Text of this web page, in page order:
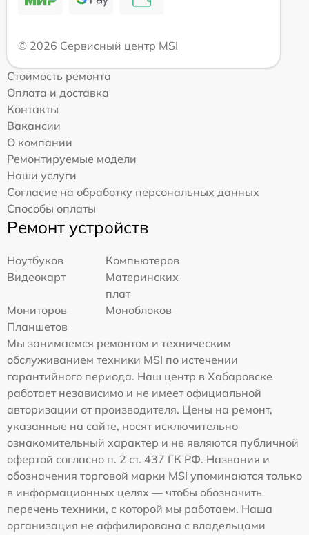
© 2026 Сервисный центр MSI
Стоимость ремонта
Оплата и доставка
Контакты
Вакансии
О компании
Ремонтируемые модели
Наши услуги
Согласие на обработку персональных данных
Способы оплаты
Ремонт устройств
Ноутбуков
Компьютеров
Видеокарт
Материнских
плат
Мониторов
Моноблоков
Планшетов
Мы занимаемся ремонтом и техническим
обслуживанием техники MSI по истечении
гарантийного периода. Наш центр в Хабаровске
работает независимо и не имеет официальной
авторизации от производителя. Цены на ремонт,
указанные на сайте, носят исключительно
ознакомительный характер и не являются публичной
офертой согласно п. 2 ст. 437 ГК РФ. Названия и
обозначения торговой марки MSI упоминаются только
в информационных целях — чтобы обозначить
перечень техники, с которой мы работаем. Наша
организация не аффилирована с владельцами